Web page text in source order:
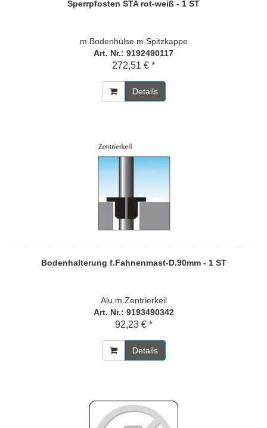
Sperrpfosten STA rot-weiß - 1 ST
m.Bodenhülse m.Spitzkappe
Art. Nr.: 9192490117
272,51 € *
Details
Bodenhalterung f.Fahnenmast-D.90mm - 1 ST
Alu.m.Zentrierkeil
Art. Nr.: 9193490342
92,23 € *
Details